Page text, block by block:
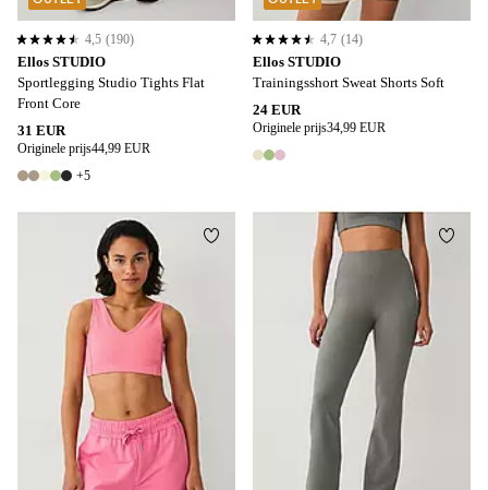
Ellos STUDIO
Sportlegging Studio Tights Flat
Front Core
31 EUR
Originele prijs44,99 EUR
10 kleuren
+5
4,5 op basis van 190 beoordelingen
4,5 (190)
Ellos STUDIO
Trainingsshort Sweat Shorts Soft
24 EUR
Originele prijs34,99 EUR
3 kleuren
4,7 op basis van 14 beoordelingen
4,7 (14)
Toevoegen aan favorieten